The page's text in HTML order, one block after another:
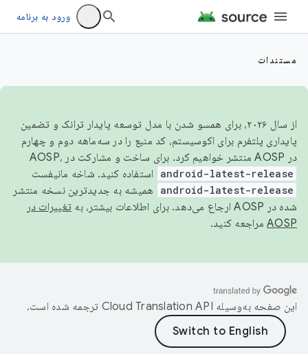
ورود به برنامه
مستندات
از سال ۲۰۲۶، برای همسو شدن با مدل توسعه پایدار ترانک و تضمین
پایداری پلتفرم برای اکوسیستم، کد منبع را در سه‌ماهه دوم و چهارم
در AOSP منتشر خواهیم کرد. برای ساخت و مشارکت در AOSP،
android-latest-release استفاده کنید. شاخه مانیفست
android-latest-release
همیشه به جدیدترین نسخه منتشر
شده در AOSP ارجاع می‌دهد. برای اطلاعات بیشتر، به
تغییرات در
AOSP مراجعه کنید.
این صفحه به‌وسیله ترجمه شده است.